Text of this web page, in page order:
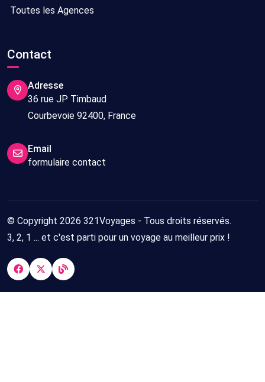
Toutes les Agences
Contact
Adresse
36 rue JP Timbaud
Courbevoie 92400, France
Email
formulaire contact
© Copyright 2026 321Voyages - Tous droits réservés.
3, 2, 1 ... et c'est parti pour un voyage au meilleur prix !